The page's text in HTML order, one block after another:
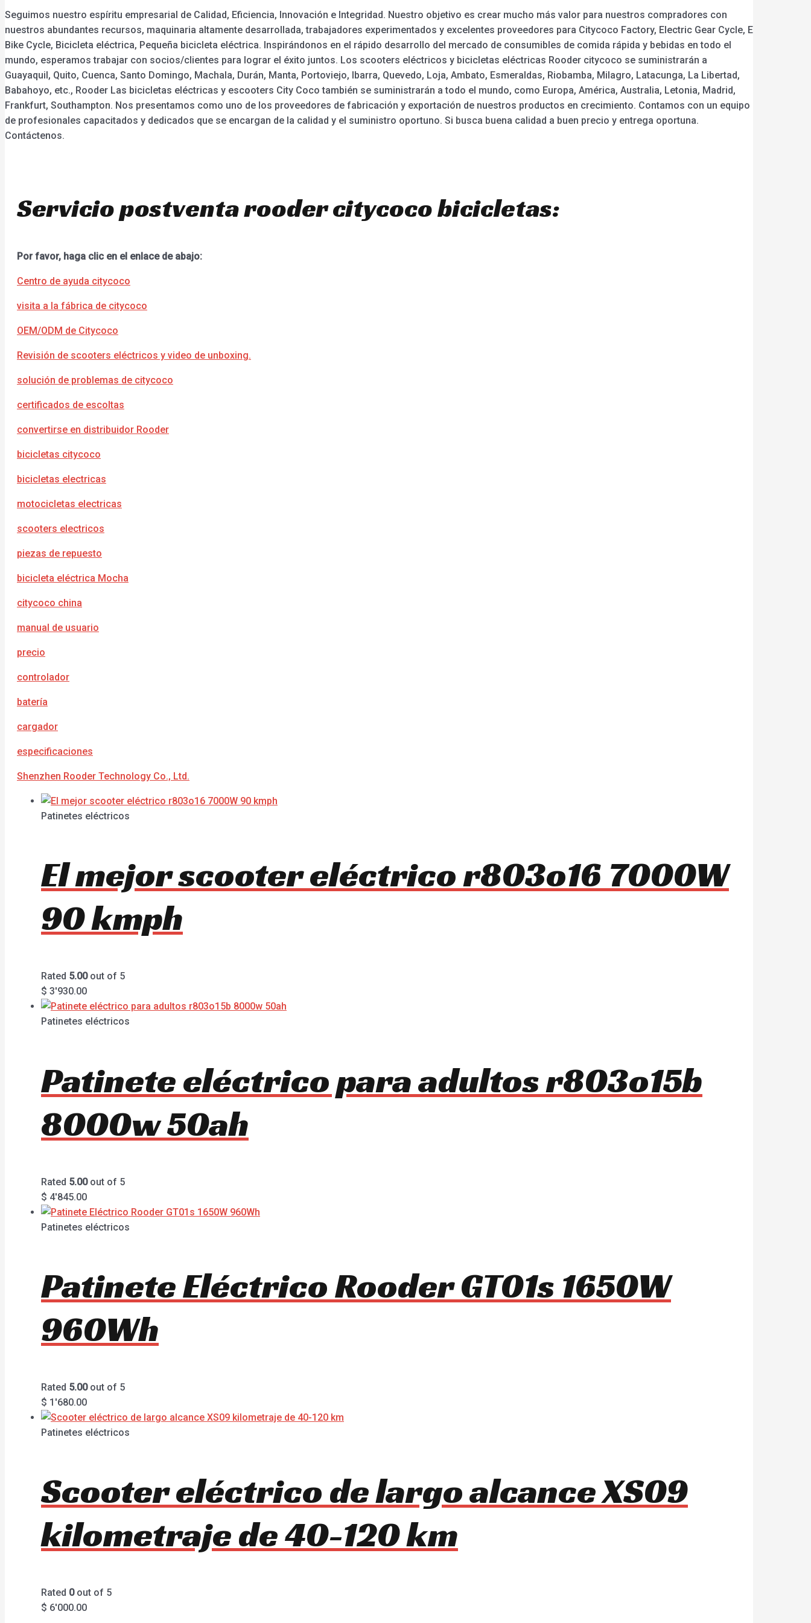
Seguimos nuestro espíritu empresarial de Calidad, Eficiencia, Innovación e Integridad. Nuestro objetivo es crear mucho más valor para nuestros compradores con
nuestros abundantes recursos, maquinaria altamente desarrollada, trabajadores experimentados y excelentes proveedores para Citycoco Factory, Electric Gear Cycle, E
Bike Cycle, Bicicleta eléctrica, Pequeña bicicleta eléctrica. Inspirándonos en el rápido desarrollo del mercado de consumibles de comida rápida y bebidas en todo el
mundo, esperamos trabajar con socios/clientes para lograr el éxito juntos. Los scooters eléctricos y bicicletas eléctricas Rooder citycoco se suministrarán a
Guayaquil, Quito, Cuenca, Santo Domingo, Machala, Durán, Manta, Portoviejo, Ibarra, Quevedo, Loja, Ambato, Esmeraldas, Riobamba, Milagro, Latacunga, La Libertad,
Babahoyo, etc., Rooder Las bicicletas eléctricas y escooters City Coco también se suministrarán a todo el mundo, como Europa, América, Australia, Letonia, Madrid,
Frankfurt, Southampton. Nos presentamos como uno de los proveedores de fabricación y exportación de nuestros productos en crecimiento. Contamos con un equipo
de profesionales capacitados y dedicados que se encargan de la calidad y el suministro oportuno. Si busca buena calidad a buen precio y entrega oportuna.
Contáctenos.
Servicio postventa rooder citycoco bicicletas:
Por favor, haga clic en el enlace de abajo:
Centro de ayuda citycoco
visita a la fábrica de citycoco
OEM/ODM de Citycoco
Revisión de scooters eléctricos y video de unboxing.
solución de problemas de citycoco
certificados de escoltas
convertirse en distribuidor Rooder
bicicletas citycoco
bicicletas electricas
motocicletas electricas
scooters electricos
piezas de repuesto
bicicleta eléctrica Mocha
citycoco china
manual de usuario
precio
controlador
batería
cargador
especificaciones
Shenzhen Rooder Technology Co., Ltd.
Patinetes eléctricos
El mejor scooter eléctrico r803o16 7000W
90 kmph
Rated 5.00out of 5
$ 3'930.00
Patinetes eléctricos
Patinete eléctrico para adultos r803o15b
8000w 50ah
Rated 5.00out of 5
$ 4'845.00
Patinetes eléctricos
Patinete Eléctrico Rooder GT01s 1650W
960Wh
Rated 5.00out of 5
$ 1'680.00
Patinetes eléctricos
Scooter eléctrico de largo alcance XS09
kilometraje de 40-120 km
Rated 0out of 5
$ 6'000.00